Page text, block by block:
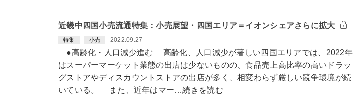
近畿中四国小売流通特集：小売展望・四国エリア＝イオンシェアさらに拡大
特集 小売 2022.09.27
●高齢化・人口減少進む 高齢化、人口減少が著しい四国エリアでは、2022年
はスーパーマーケット業態の出店は少ないものの、食品売上高比率の高いドラッ
グストアやディスカウントストアの出店が多く、相変わらず厳しい競争環境が続
いている。 また、近年はマー…続きを読む